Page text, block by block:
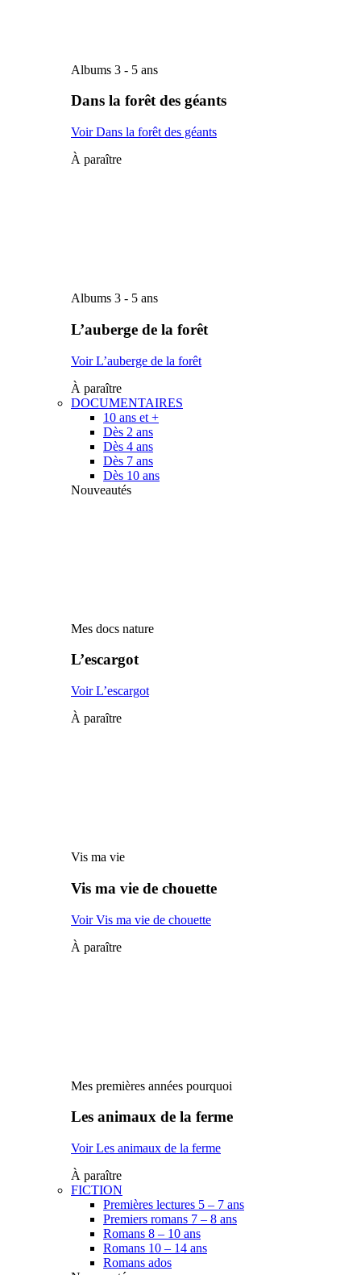
Albums 3 - 5 ans
Dans la forêt des géants
Voir Dans la forêt des géants
À paraître
Albums 3 - 5 ans
L’auberge de la forêt
Voir L’auberge de la forêt
À paraître
DOCUMENTAIRES
10 ans et +
Dès 2 ans
Dès 4 ans
Dès 7 ans
Dès 10 ans
Nouveautés
Mes docs nature
L’escargot
Voir L’escargot
À paraître
Vis ma vie
Vis ma vie de chouette
Voir Vis ma vie de chouette
À paraître
Mes premières années pourquoi
Les animaux de la ferme
Voir Les animaux de la ferme
À paraître
FICTION
Premières lectures 5 – 7 ans
Premiers romans 7 – 8 ans
Romans 8 – 10 ans
Romans 10 – 14 ans
Romans ados